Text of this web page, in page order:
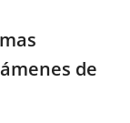
de